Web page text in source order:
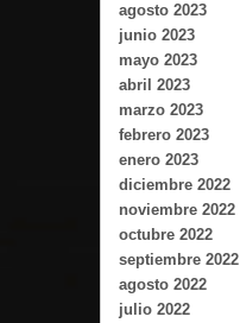
agosto 2023
junio 2023
mayo 2023
abril 2023
marzo 2023
febrero 2023
enero 2023
diciembre 2022
noviembre 2022
octubre 2022
septiembre 2022
agosto 2022
julio 2022